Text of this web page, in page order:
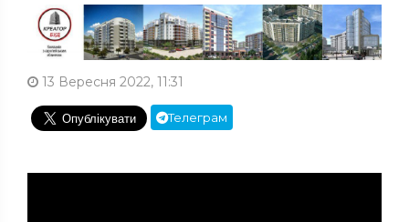
13 Вересня 2022, 11:31
Телеграм